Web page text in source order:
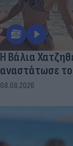
Η Βάλια
αναστάτωσε το
08.08.2026